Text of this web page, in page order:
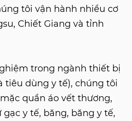
tôi vận hành nhiều cơ
Chiết Giang và tỉnh
trong ngành thiết bị
tiêu dùng y tế), chúng tôi
quần áo vết thương,
y tế, băng, băng y tế,